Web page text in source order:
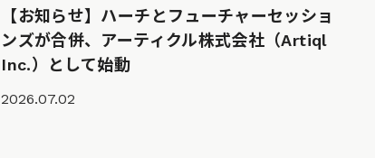
【お知らせ】ハーチとフューチャーセッショ
ンズが合併、アーティクル株式会社（Artiql
Inc.）として始動
2026.07.02